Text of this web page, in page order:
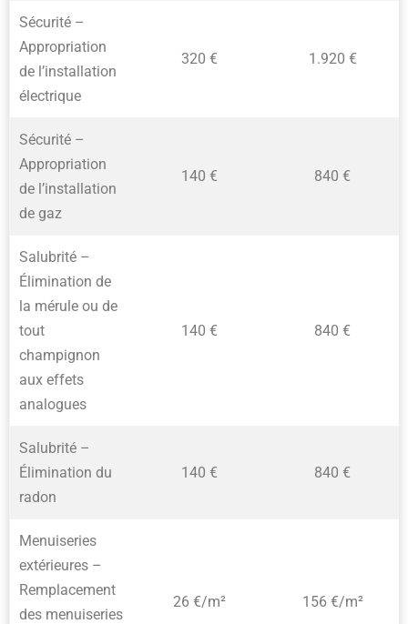
Sécurité –
Appropriation
de l’installation
électrique
320 € 1.920 €
Sécurité –
Appropriation
de l’installation
de gaz
140 € 840 €
Salubrité –
Élimination de
la mérule ou de
tout
champignon
aux effets
analogues
140 € 840 €
Salubrité –
Élimination du
radon
140 € 840 €
Menuiseries
extérieures –
Remplacement
des menuiseries
26 €/m² 156 €/m²